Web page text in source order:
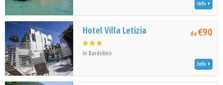
Info
Hotel Villa Letizia
in Bardolino
da€90
Info